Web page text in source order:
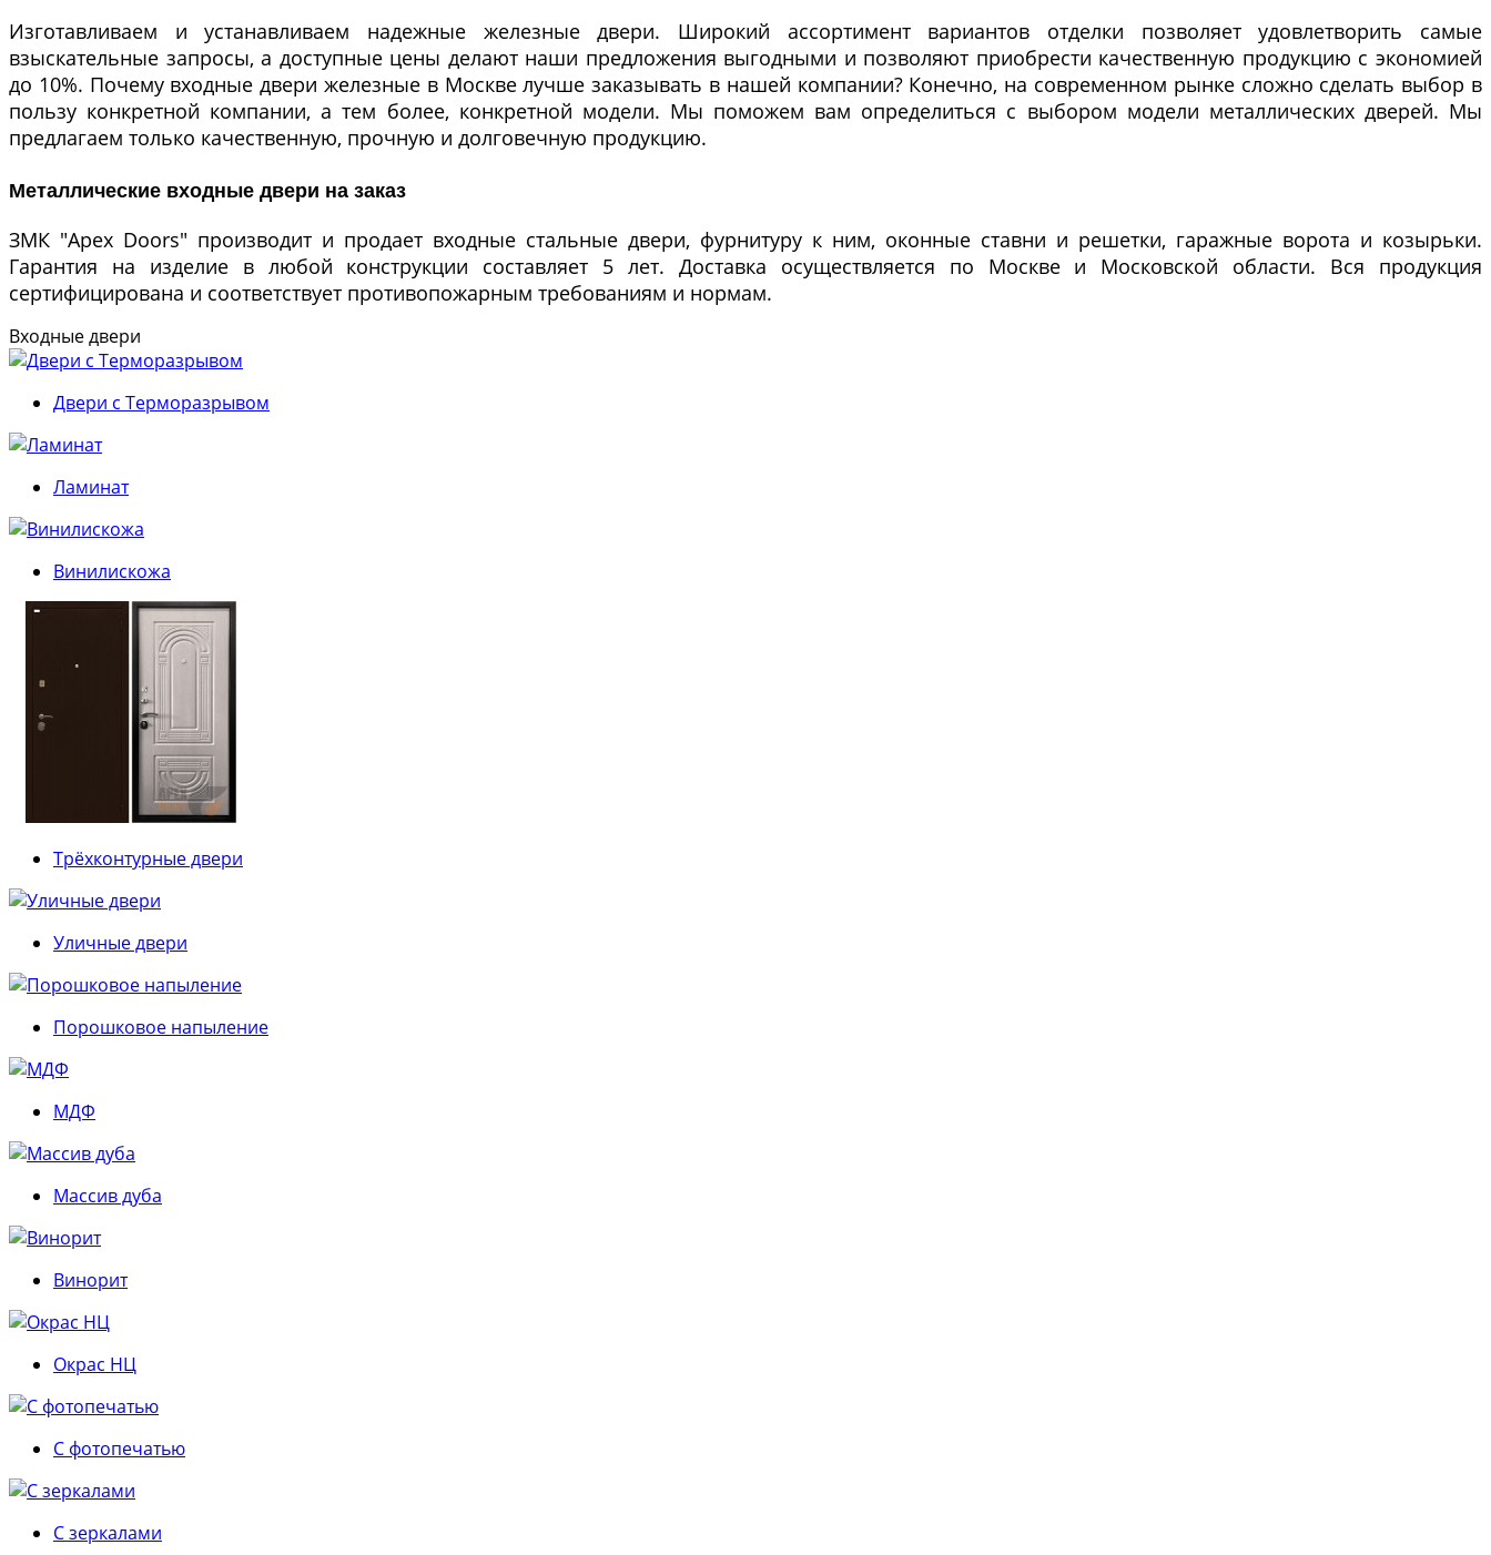
Изготавливаем и устанавливаем надежные железные двери. Широкий ассортимент вариантов отделки позволяет удовлетворить самые
взыскательные запросы, а доступные цены делают наши предложения выгодными и позволяют приобрести качественную продукцию с экономией
до 10%. Почему входные двери железные в Москве лучше заказывать в нашей компании? Конечно, на современном рынке сложно сделать выбор в
пользу конкретной компании, а тем более, конкретной модели. Мы поможем вам определиться с выбором модели металлических дверей. Мы
предлагаем только качественную, прочную и долговечную продукцию.
Металлические входные двери на заказ
ЗМК "Apex Doors" производит и продает входные стальные двери, фурнитуру к ним, оконные ставни и решетки, гаражные ворота и козырьки.
Гарантия на изделие в любой конструкции составляет 5 лет. Доставка осуществляется по Москве и Московской области. Вся продукция
сертифицирована и соответствует противопожарным требованиям и нормам.
Входные двери
Двери с Терморазрывом
Ламинат
Винилискожа
Трёхконтурные двери
Уличные двери
Порошковое напыление
МДФ
Массив дуба
Винорит
Окрас НЦ
С фотопечатью
С зеркалами